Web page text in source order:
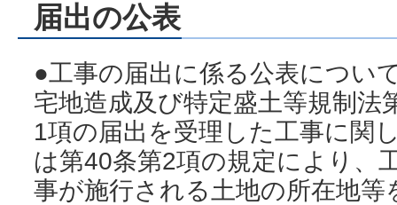
届出の公表
●工事の届出に係る公表につい
宅地造成及び特定盛土等規制法
1項の届出を受理した工事に関
は第40条第2項の規定により、
事が施行される土地の所在地等